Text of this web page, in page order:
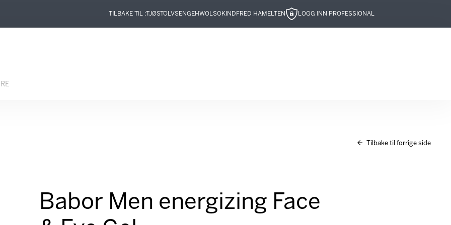
TILBAKE TIL : TJØSTOLVSENGEHWOL SOKIND FRED HAMELTEN LOGG INN PROFESSIONAL
Tilbake til forrige side
Babor Men energizing Face